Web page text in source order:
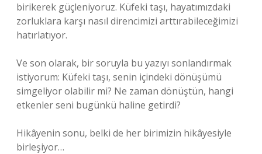
birikerek güçleniyoruz. Küfeki taşı, hayatımızdaki
zorluklara karşı nasıl direncimizi arttırabileceğimizi
hatırlatıyor.
Ve son olarak, bir soruyla bu yazıyı sonlandırmak
istiyorum: Küfeki taşı, senin içindeki dönüşümü
simgeliyor olabilir mi? Ne zaman dönüştün, hangi
etkenler seni bugünkü haline getirdi?
Hikâyenin sonu, belki de her birimizin hikâyesiyle
birleşiyor…